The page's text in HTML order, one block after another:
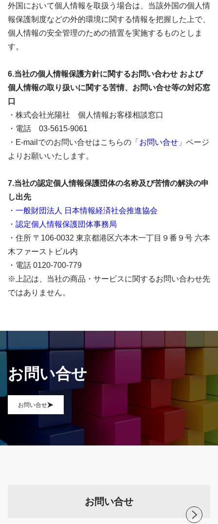
外国において個人情報を取扱う場合は、当該外国の個人情
報保護制度などの外的環境に関する情報を把握した上で、
個人情報の安全管理のための措置を実施するものとしま
す。
6.当社の個人情報保護方針に関するお問い合わせ および
個人情報の取り扱いに関する苦情、お問い合せ等の対応窓
口
・株式会社光陽社 個人情報お客様相談窓口
・電話 03-5615-9061
・E-mailでのお問い合せはこちらの「 お問い合せ 」ページ
よりお願いいたします。
7.当社の認定個人情報保護団体の名称及び苦情の解決の申
し出先
・ 一般財団法人 日本情報経済社会推進協会
・ 認定個人情報保護団体事務局
・住所 〒106-0032 東京都港区六本木一丁目９番９号 六本
木ファーストビル内
・電話 0120-700-779
※上記は、当社の商品・サービスに関するお問い合わせ先
ではありません。
お問い合せ
お問い合せ
お問い合せ